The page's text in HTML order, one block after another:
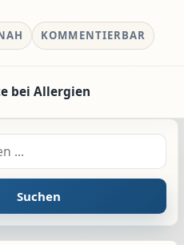
KOMMENTIERBAR
bei Allergien
Suchen